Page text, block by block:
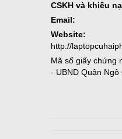
CSKH và khiếu
Email:
Website:
http://
Mã số giấy chứng
- UBND Quận